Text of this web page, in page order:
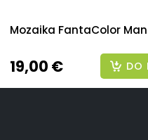
Mozaika FantaColor
19,00 € DO